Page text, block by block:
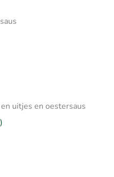
uitjes en oestersaus